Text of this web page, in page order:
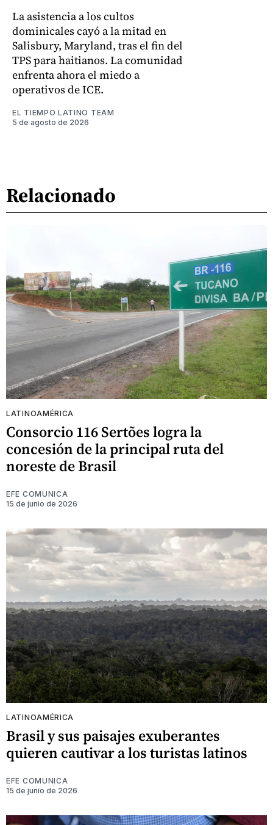
La asistencia a los cultos
dominicales cayó a la mitad en
Salisbury, Maryland, tras el fin del
TPS para haitianos. La comunidad
enfrenta ahora el miedo a
operativos de ICE.
EL TIEMPO LATINO TEAM
5 de agosto de 2026
Relacionado
LATINOAMÉRICA
Consorcio 116 Sertões logra la
concesión de la principal ruta del
noreste de Brasil
EFE COMUNICA
15 de junio de 2026
LATINOAMÉRICA
Brasil y sus paisajes exuberantes
quieren cautivar a los turistas latinos
EFE COMUNICA
15 de junio de 2026